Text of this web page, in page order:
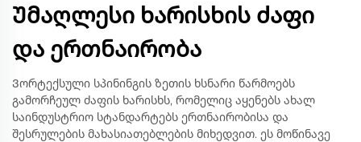
Უმაღლესი ხარისხის ძაფი
და ერთნაირობა
Ვორტექსული სპინინგის ზეთის ხსნარი წარმოებს
გამორჩეულ ძაფის ხარისხს, რომელიც აყენებს ახალ
საინდუსტრიო სტანდარტებს ერთნაირობისა და
შესრულების მახასიათებლების მიხედვით. ეს მოწინავე